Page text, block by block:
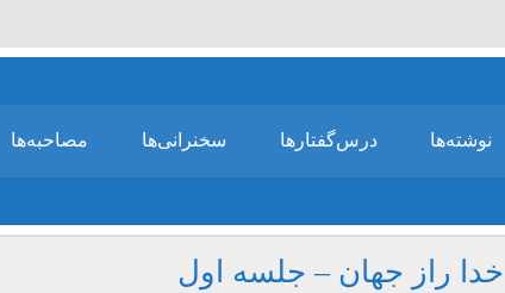
نوشته‌ها درس‌گفتارها سخنرانی‌ها مصاحبه‌ها
خدا راز جهان – جلسه اول